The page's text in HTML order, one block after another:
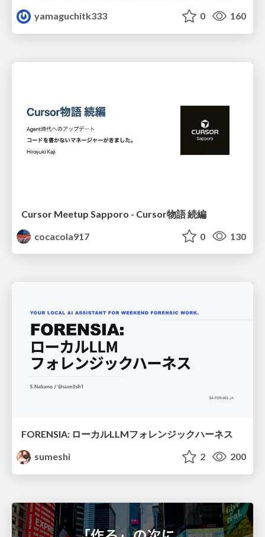
yamaguchitk333
0 160
Cursor Meetup Sapporo - Cursor物語 続編
cocacola917
0 130
FORENSIA: ローカルLLMフォレンジックハーネス
sumeshi
2 200